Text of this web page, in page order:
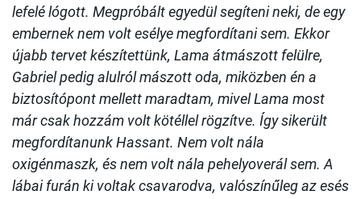
lefelé lógott. Megpróbált egyedül segíteni neki, de egy
embernek nem volt esélye megfordítani sem. Ekkor
újabb tervet készítettünk, Lama átmászott felülre,
Gabriel pedig alulról mászott oda, miközben én a
biztosítópont mellett maradtam, mivel Lama most
már csak hozzám volt kötéllel rögzítve. Így sikerült
megfordítanunk Hassant. Nem volt nála
oxigénmaszk, és nem volt nála pehelyoverál sem. A
lábai furán ki voltak csavarodva, valószínűleg az esés